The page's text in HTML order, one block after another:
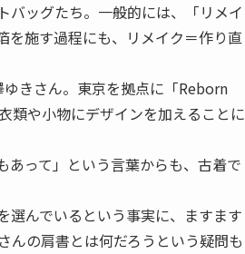
ッグたち。一般的には、「リメイ
を施す過程にも、リメイク＝作り直
ゆきさん。東京を拠点に「Reborn
類や小物にデザインを加えることに
って」という言葉からも、古着で
んでいるという事実に、ますます
んの肩書とは何だろうという疑問も